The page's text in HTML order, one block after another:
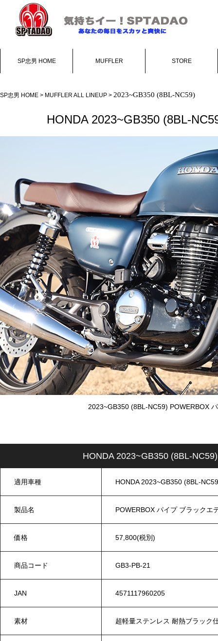
SP忠男 HOME MUFFLER STORE
SP忠男 HOME > MUFFLER ALL LINEUP > 2023~GB350 (8BL-NC59)
HONDA 2023~GB350 (8BL-
2023~GB350 (8BL-NC59) POWERBOX
HONDA 2023~GB350 (8BL-
適用車種 HONDA 2023~GB350 (8BL-
製品名 POWERBOX パイプ ブラックエ
価格 57,800(税別)
商品コード GB3-PB-21
JAN 4571117960205
素材 超軽量ステンレス 耐熱ブラッ